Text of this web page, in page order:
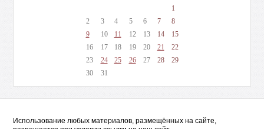
1
2
3 4 5 6 7
8
9
10 11 12 13 14
15
16
17 18 19 20 21
22
23
24 25 26 27 28
29
30
31
Использование любых материалов, размещённых на сайте,